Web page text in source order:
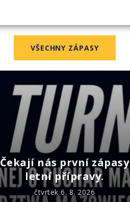
VŠECHNY ZÁPASY
Čekají nás první zápasy
letní přípravy.
čtvrtek 6. 8. 2026